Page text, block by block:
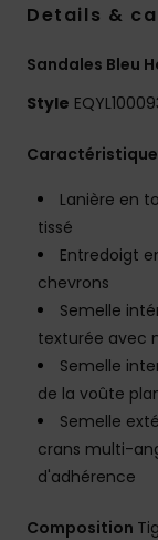
Details &
Sandales Bleu
Style
Lanière en
tissé
Entredoigt
chevrons
Semelle
texturée avec
Semelle
de la voûte
Semelle
crans multi-
d'adhérence
Composition